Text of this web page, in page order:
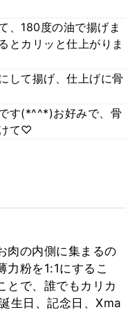
、180度の油で揚げま
とカリッと仕上がりま
して揚げ、仕上げに骨
す(*^^*)お好みで、骨
て♡
肉の内側に集まるの
力粉を1:1にするこ
とで、誰でもカリカ
生日、記念日、Xma